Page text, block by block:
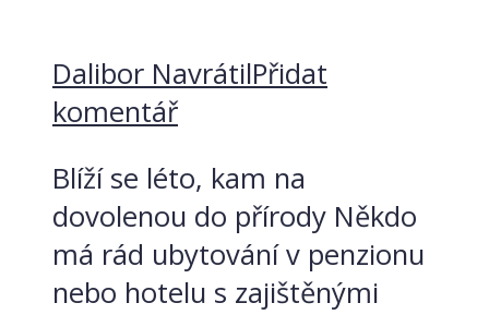
Dalibor NavrátilPřidat
komentář
Blíží se léto, kam na
dovolenou do přírody Někdo
má rád ubytování v penzionu
nebo hotelu s zajištěnými